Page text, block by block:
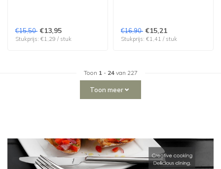
€15,50 €13,95
Stukprijs: €1,29 / stuk
€16,90 €15,21
Stukprijs: €1,41 / stuk
Toon 1- 24van 227
Toon meer